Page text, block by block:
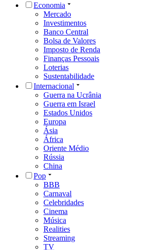
Economia
Mercado
Investimentos
Banco Central
Bolsa de Valores
Imposto de Renda
Finanças Pessoais
Loterias
Sustentabilidade
Internacional
Guerra na Ucrânia
Guerra em Israel
Estados Unidos
Europa
Ásia
África
Oriente Médio
Rússia
China
Pop
BBB
Carnaval
Celebridades
Cinema
Música
Realities
Streaming
TV